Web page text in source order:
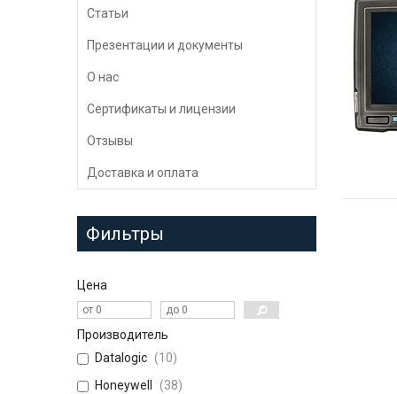
Статьи
Презентации и документы
О нас
Сертификаты и лицензии
Отзывы
Доставка и оплата
Фильтры
Цена
Производитель
Datalogic
10
Honeywell
38